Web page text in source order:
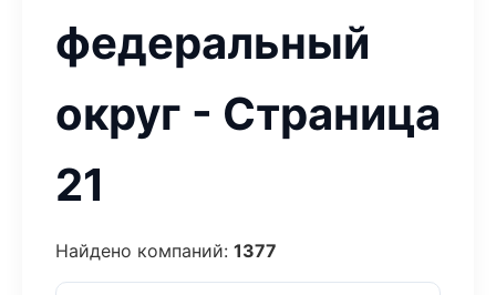
федеральный
округ - Страница
21
Найдено компаний: 1377